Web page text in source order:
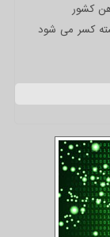
کشور
کسر می شود